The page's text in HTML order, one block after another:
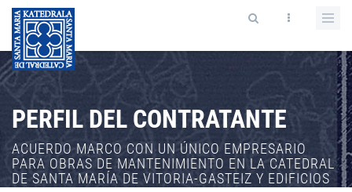
PERFIL DEL CONTRATANTE
ACUERDO MARCO CON UN ÚNICO EMPRESARIO
PARA OBRAS DE MANTENIMIENTO EN LA CATEDRAL
DE SANTA MARÍA DE VITORIA-GASTEIZ Y EDIFICIOS